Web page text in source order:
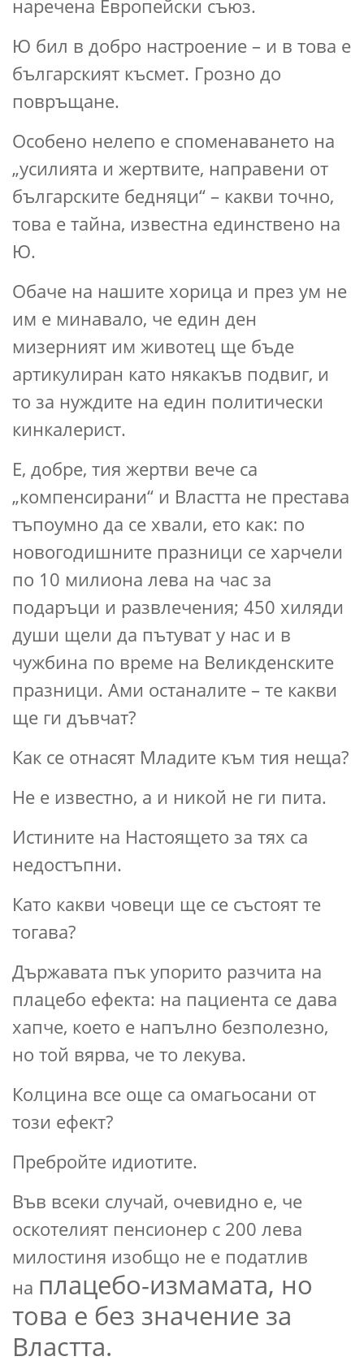
наречена Европейски съюз.
Ю бил в добро настроение – и в това е
българският късмет. Грозно до
повръщане.
Особено нелепо е споменаването на
„усилията и жертвите, направени от
българските бедняци“ – какви точно,
това е тайна, известна единствено на
Ю.
Обаче на нашите хорица и през ум не
им е минавало, че един ден
мизерният им животец ще бъде
артикулиран като някакъв подвиг, и
то за нуждите на един политически
кинкалерист.
Е, добре, тия жертви вече са
„компенсирани“ и Властта не престава
тъпоумно да се хвали, ето как: по
новогодишните празници се харчели
по 10 милиона лева на час за
подаръци и развлечения; 450 хиляди
души щели да пътуват у нас и в
чужбина по време на Великденските
празници. Ами останалите – те какви
ще ги дъвчат?
Как се отнасят Младите към тия неща?
Не е известно, а и никой не ги пита.
Истините на Настоящето за тях са
недостъпни.
Като какви човеци ще се състоят те
тогава?
Държавата пък упорито разчита на
плацебо ефекта: на пациента се дава
хапче, което е напълно безполезно,
но той вярва, че то лекува.
Колцина все още са омагьосани от
този ефект?
Пребройте идиотите.
Във всеки случай, очевидно е, че
оскотелият пенсионер с 200 лева
милостиня изобщо не е податлив
на плацебо-измамата, но
това е без значение за
Властта.